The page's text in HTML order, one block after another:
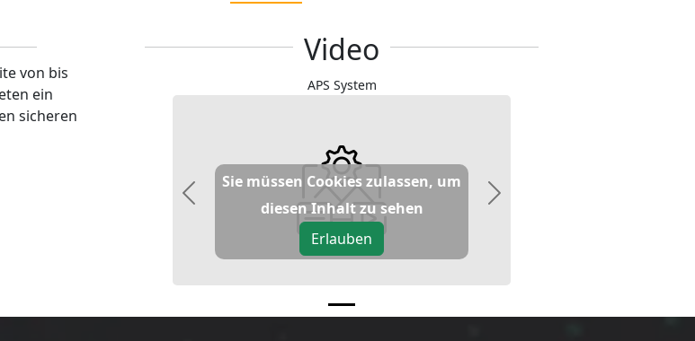
von bis
ein
sicheren
Video
APS System
Sie müssen Cookies zulassen, um
diesen Inhalt zu sehen
Erlauben
Previous Next